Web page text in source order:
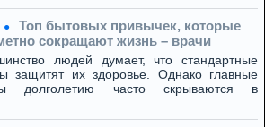
Топ бытовых привычек, которые
сокращают жизнь – врачи
людей думает, что стандартные
защитят их здоровье. Однако главные
долголетию часто скрываются в